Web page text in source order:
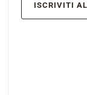
ISCRIVITI